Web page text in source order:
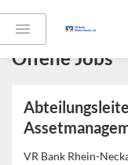
Offene Jobs
VR Bank Rhein-